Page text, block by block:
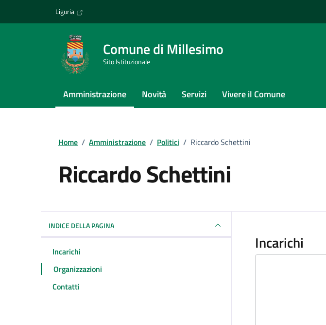
Liguria
Comune di Millesimo
Sito Istituzionale
Amministrazione Novità Servizi Vivere il Comune
Home / Amministrazione / Politici / Riccardo Schettini
Riccardo Schettini
INDICE DELLA PAGINA
Incarichi
Organizzazioni
Contatti
Incarichi